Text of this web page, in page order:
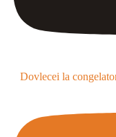
Dovlecei la